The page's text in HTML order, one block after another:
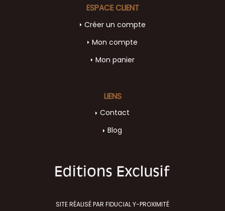
LIENS
Contact
Blog
ESPACE CLIENT
Créer un compte
Mon compte
Mon panier
SITE RÉALISÉ PAR FIDUCIAL Y-PROXIMITÉ